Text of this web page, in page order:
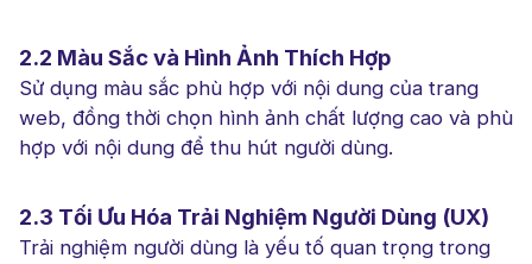
2.2 Màu Sắc và Hình Ảnh Thích Hợp
Sử dụng màu sắc phù hợp với nội dung của trang
web, đồng thời chọn hình ảnh chất lượng cao và phù
hợp với nội dung để thu hút người dùng.
2.3 Tối Ưu Hóa Trải Nghiệm Người Dùng (UX)
Trải nghiệm người dùng là yếu tố quan trọng trong